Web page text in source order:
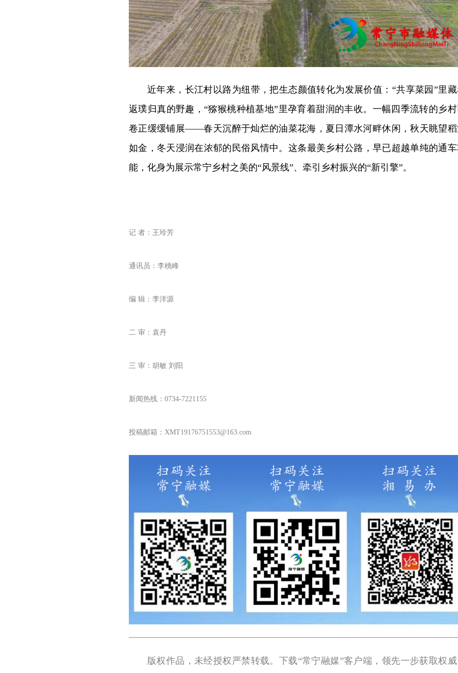
近年来，长江村以路为纽带，把生态颜值转化为发展价值：“共享菜园”里
返璞归真的野趣，“猕猴桃种植基地”里孕育着甜润的丰收。一幅四季流转的乡
卷正缓缓铺展——春天沉醉于灿烂的油菜花海，夏日潭水河畔休闲，秋天眺望
如金，冬天浸润在浓郁的民俗风情中。这条最美乡村公路，早已超越单纯的通
能，化身为展示常宁乡村之美的“风景线”、牵引乡村振兴的“新引擎”。
记 者：王玲芳
通讯员：李桃峰
编 辑：李洋源
二 审：袁丹
三 审：胡敏 刘阳
新闻热线：0734-7221155
投稿邮箱：XMT19176751553@163.com
版权作品，未经授权严禁转载。下载“常宁融媒”客户端，领先一步获取权